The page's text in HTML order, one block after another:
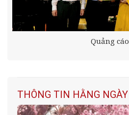
Quảng cáo
THÔNG TIN HẰNG NGÀY